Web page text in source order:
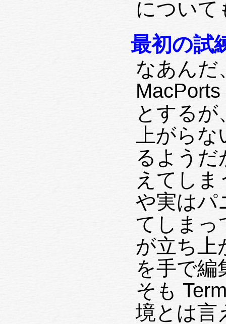
について
最初の試
なあんだ
とするが
上がら
るようだ
えてし
や実はパ
てしまっ
が立ち上
を手で編
そも
境とは言